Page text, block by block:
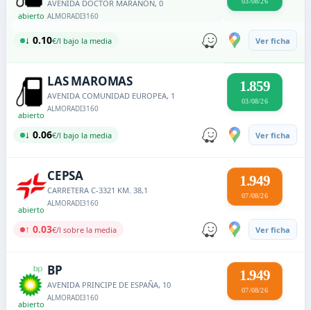
abierto
AVENIDA DOCTOR MARAÑON, 0
ALMORADI3160
↓ 0.10€/l bajo la media Ver ficha
abierto
LAS MAROMAS
AVENIDA COMUNIDAD EUROPEA, 1
ALMORADI3160
1.859
03/08/26
↓ 0.06€/l bajo la media Ver ficha
abierto
CEPSA
CARRETERA C-3321 KM. 38,1
ALMORADI3160
1.949
07/08/26
↑ 0.03€/l sobre la media Ver ficha
abierto
BP
AVENIDA PRINCIPE DE ESPAÑA, 10
ALMORADI3160
1.949
07/08/26